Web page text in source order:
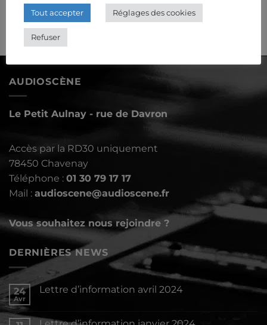
AUDIOSCÈNE
Le Petit Aulnay - rue de Davron
Accès par la RD30 uniquement
78450 Chavenay
Téléphone : 01 30 79 17 17
Mail : audioscene@audioscene.fr
Vous souhaitez nous rejoindre ?
DERNIÈRES NEWS
24
Avr
Lettre d’information avril 2024
sur
Tout accepter Réglages des cookies
Refuser